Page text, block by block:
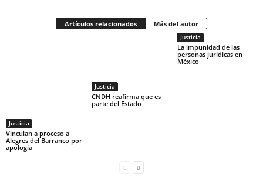
Artículos relacionados Más del autor
Justicia
Vinculan a proceso a
Alegres del Barranco por
apología
Justicia
CNDH reafirma que es
parte del Estado
Justicia
La impunidad de las
personas jurídicas en
México